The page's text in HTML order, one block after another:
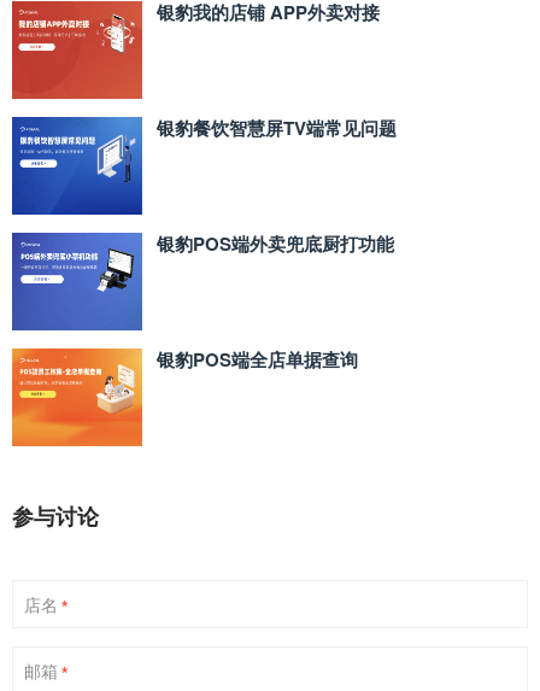
银豹我的店铺 APP外卖对接
银豹餐饮智慧屏TV端常见问题
银豹POS端外卖兜底厨打功能
银豹POS端全店单据查询
参与讨论
店名 *
邮箱 *